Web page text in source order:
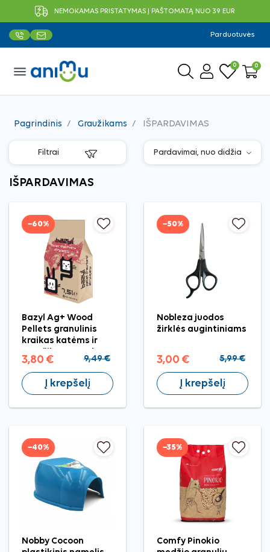
NEMOKAMAS PRISTATYMAS Į PAŠTOMATĄ NUO 39 EUR
Parduotuvės
menu 0 0
Pagrindinis Graužikams IŠPARDAVIMAS
Filtrai
IŠPARDAVIMAS
−60%
Bazyl Ag+ Wood
Pellets granulinis
kraikas katėms ir
3,80 € 9,49 €
Į krepšelį
−50%
Nobleza juodos
žirklės augintiniams
3,00 € 5,99 €
Į krepšelį
−40%
Nobby Cocoon
−35%
Comfy Pinokio